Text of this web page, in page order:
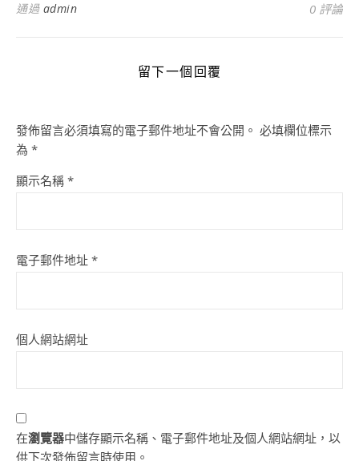
通過 admin 0 評論
留下一個回覆
發佈留言必須填寫的電子郵件地址不會公開。 必填欄位標示
為 *
顯示名稱 *
電子郵件地址 *
個人網站網址
在瀏覽器中儲存顯示名稱、電子郵件地址及個人網站網址，以
供下次發佈留言時使用。